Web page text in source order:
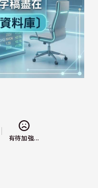
有待加強...